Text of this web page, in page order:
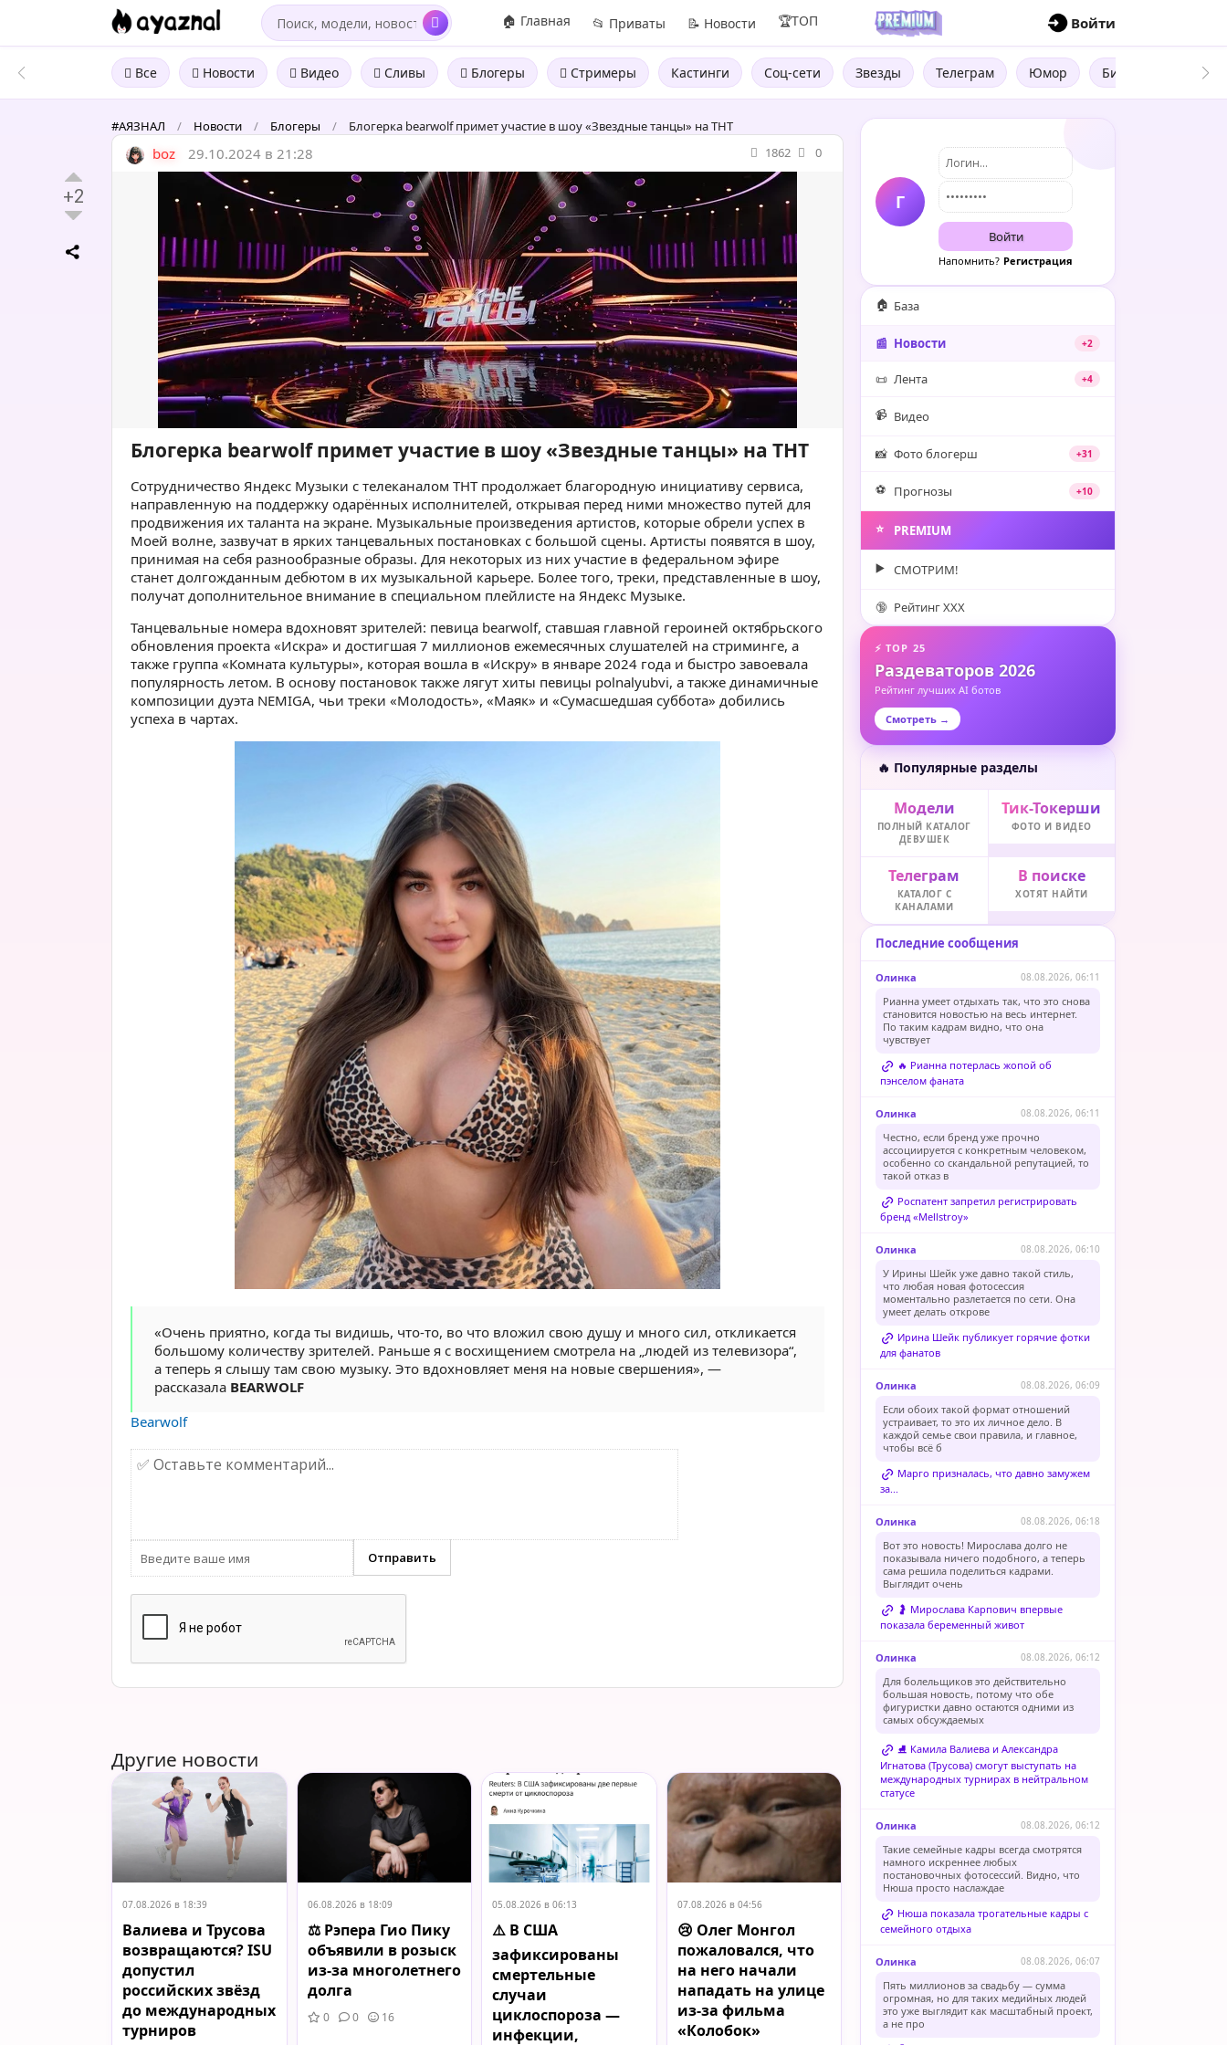
🏠 Главная 📂 Приваты 📝 Новости 🏆ТОП Войти
Все Новости Видео Сливы Блогеры Стримеры Кастинги Соц-сети Звезды Телеграм Юмор Бизнес
#АЯЗНАЛ / Новости / Блогеры / Блогерка bearwolf примет участие в шоу «Звездные танцы» на ТНТ
boz 29.10.2024 в 21:28 1862 0
+2
Блогерка bearwolf примет участие в шоу «Звездные танцы» на ТНТ
Сотрудничество Яндекс Музыки с телеканалом ТНТ продолжает благородную инициативу сервиса,
направленную на поддержку одарённых исполнителей, открывая перед ними множество путей для
продвижения их таланта на экране. Музыкальные произведения артистов, которые обрели успех в
Моей волне, зазвучат в ярких танцевальных постановках с большой сцены. Артисты появятся в шоу,
принимая на себя разнообразные образы. Для некоторых из них участие в федеральном эфире
станет долгожданным дебютом в их музыкальной карьере. Более того, треки, представленные в шоу,
получат дополнительное внимание в специальном плейлисте на Яндекс Музыке.
Танцевальные номера вдохновят зрителей: певица bearwolf, ставшая главной героиней октябрьского
обновления проекта «Искра» и достигшая 7 миллионов ежемесячных слушателей на стриминге, а
также группа «Комната культуры», которая вошла в «Искру» в январе 2024 года и быстро завоевала
популярность летом. В основу постановок также лягут хиты певицы polnalyubvi, а также динамичные
композиции дуэта NEMIGA, чьи треки «Молодость», «Маяк» и «Сумасшедшая суббота» добились
успеха в чартах.
«Очень приятно, когда ты видишь, что-то, во что вложил свою душу и много сил, откликается
большому количеству зрителей. Раньше я с восхищением смотрела на „людей из телевизора“,
а теперь я слышу там свою музыку. Это вдохновляет меня на новые свершения», —
рассказала BEARWOLF
Bearwolf
Другие новости
07.08.2026 в 18:39
Валиева и Трусова
возвращаются? ISU
допустил
российских звёзд
до международных
турниров
06.08.2026 в 18:09
⚖️ Рэпера Гио Пику
объявили в розыск
из-за многолетнего
долга
0 0 16
05.08.2026 в 06:13
⚠️ В США
зафиксированы
смертельные
случаи
циклоспороза —
инфекции,
07.08.2026 в 04:56
😢 Олег Монгол
пожаловался, что
на него начали
нападать на улице
из-за фильма
«Колобок»
Г
Войти
Напомнить? Регистрация
🏠 База
📰 Новости +2
📜 Лента +4
📹 Видео
📸 Фото блогерш +31
⚽️ Прогнозы +10
⭐️ PREMIUM
▶️ СМОТРИМ!
🔞 Рейтинг XXX
⚡ TOP 25
Раздеваторов 2026
Рейтинг лучших AI ботов
Смотреть →
🔥 Популярные разделы
Модели
ПОЛНЫЙ КАТАЛОГ
ДЕВУШЕК
Тик-Токерши
ФОТО И ВИДЕО
Телеграм
КАТАЛОГ С
КАНАЛАМИ
В поиске
ХОТЯТ НАЙТИ
Последние сообщения
Олинка 08.08.2026, 06:11
Рианна умеет отдыхать так, что это снова
становится новостью на весь интернет.
По таким кадрам видно, что она
чувствует
🔥 Рианна потерлась жопой об
пэнселом фаната
Олинка 08.08.2026, 06:11
Честно, если бренд уже прочно
ассоциируется с конкретным человеком,
особенно со скандальной репутацией, то
такой отказ в
Роспатент запретил регистрировать
бренд «Mellstroy»
Олинка 08.08.2026, 06:10
У Ирины Шейк уже давно такой стиль,
что любая новая фотосессия
моментально разлетается по сети. Она
умеет делать открове
Ирина Шейк публикует горячие фотки
для фанатов
Олинка 08.08.2026, 06:09
Если обоих такой формат отношений
устраивает, то это их личное дело. В
каждой семье свои правила, и главное,
чтобы всё б
Марго призналась, что давно замужем
за...
Олинка 08.08.2026, 06:18
Вот это новость! Мирослава долго не
показывала ничего подобного, а теперь
сама решила поделиться кадрами.
Выглядит очень
🤰 Мирослава Карпович впервые
показала беременный живот
Олинка 08.08.2026, 06:12
Для болельщиков это действительно
большая новость, потому что обе
фигуристки давно остаются одними из
самых обсуждаемых
⛸️ Камила Валиева и Александра
Игнатова (Трусова) смогут выступать на
международных турнирах в нейтральном
статусе
Олинка 08.08.2026, 06:12
Такие семейные кадры всегда смотрятся
намного искреннее любых
постановочных фотосессий. Видно, что
Нюша просто наслаждае
Нюша показала трогательные кадры с
семейного отдыха
Олинка 08.08.2026, 06:07
Пять миллионов за свадьбу — сумма
огромная, но для таких медийных людей
это уже выглядит как масштабный проект,
а не про